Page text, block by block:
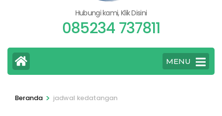
Hubungi kami, Klik Disini
085234 737811
MENU
Beranda > jadwal kedatangan